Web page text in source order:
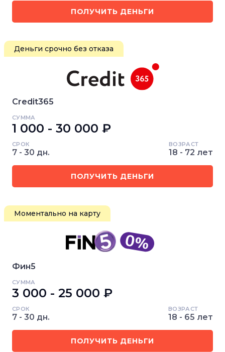
ПОЛУЧИТЬ ДЕНЬГИ
Деньги срочно без отказа
Credit365
СУММА
1 000 - 30 000 ₽
СРОК
7 - 30 дн.
ВОЗРАСТ
18 - 72 лет
ПОЛУЧИТЬ ДЕНЬГИ
Моментально на карту
Фин5
СУММА
3 000 - 25 000 ₽
СРОК
7 - 30 дн.
ВОЗРАСТ
18 - 65 лет
ПОЛУЧИТЬ ДЕНЬГИ